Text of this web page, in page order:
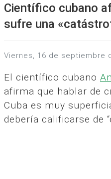
Científico cubano
sufre una
viernes, 16 de septiembre
El científico cubano
afirma que hablar de
Cuba es muy
debería calificarse de